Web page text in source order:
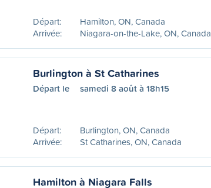
Départ:
Hamilton, ON, Canada
Arrivée:
Niagara-on-the-Lake, ON, Canada
Burlington à St Catharines
Départ le samedi 8 août à 18h15
Départ:
Burlington, ON, Canada
Arrivée:
St Catharines, ON, Canada
Hamilton à Niagara Falls